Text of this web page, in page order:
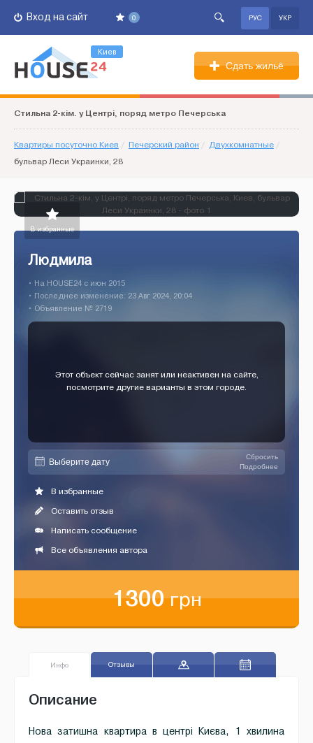
0
Вход на сайт РУС УКР
Киев
Сдать жильё
Стильна 2-кім. у Центрі, поряд метро Печерська
Квартиры посуточно Киев / Печерский район / Двухкомнатные /
бульвар Леси Украинки, 28
В избранные
Людмила
• На HOUSE24 c июн 2015
• Последнее изменение: 23 Авг 2024, 20:04
• Объявление № 2719
Этот объект сейчас занят или неактивен на сайте,
посмотрите другие варианты в этом городе.
Сбросить
Подробнее
В избранные
Оставить отзыв
Написать сообщение
Все объявления автора
1300грн
Инфо Отзывы
Описание
Нова затишна квартира в центрі Києва, 1 хвилина